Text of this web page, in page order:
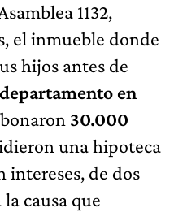
1132,
el inmueble donde
hijos antes de
en
30.000
una hipoteca
intereses, de dos
causa que